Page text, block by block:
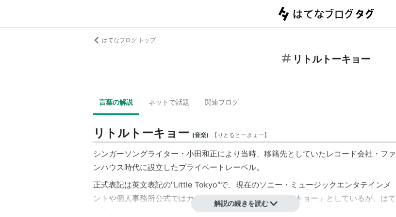
はてなブログ トップ
リトルトーキョー
言葉の解説 ネットで話題 関連ブログ
リトルトーキョー (音楽) 【 りとるとーきょー】
シンガーソングライター・小田和正により当時、移籍先としていたレコード会社・ ファ
ンハウス時代に設立したプライベートレーベル。
正式表記は英文表記の"Little Tokyo"で、現在のソニー・ミュージックエンタテインメ
ント や個人事務所公式ではカタカナ表記で「リトル・トーキョー」としているが、はて
（・）は除外することとする。
解説の続きを読む